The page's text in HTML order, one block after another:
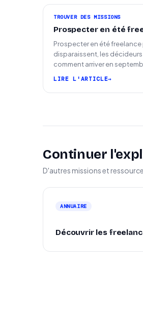
TROUVER DES MISSIONS
Prospecter en été
Prospecter en été
disparaissent, les décideurs
comment arriver en
LIRE L'ARTICLE
Continuer
D'autres missions et
ANNUAIRE
Découvrir les